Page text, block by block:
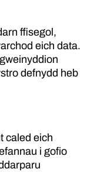
ffisegol,
eich data.
defnydd heb
caled eich
i gofio